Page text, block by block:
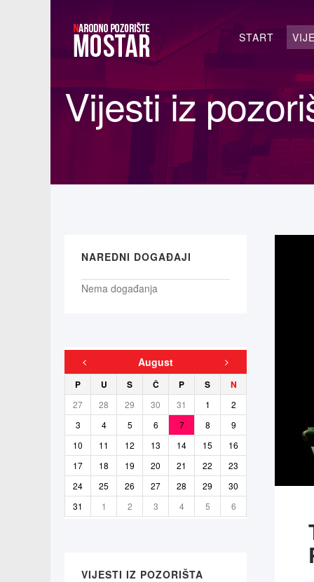
START
Vijesti iz
NAREDNI DOGAĐAJI
Nema događanja
August
P U S Č P S N
27 28 29 30 31 1
2
3
4 5 6 7 8
9
10
11 12 13 14 15
16
17
18 19 20 21 22
23
24
25 26 27 28 29
30
31
1 2 3 4 5 6
VIJESTI IZ POZORIŠTA